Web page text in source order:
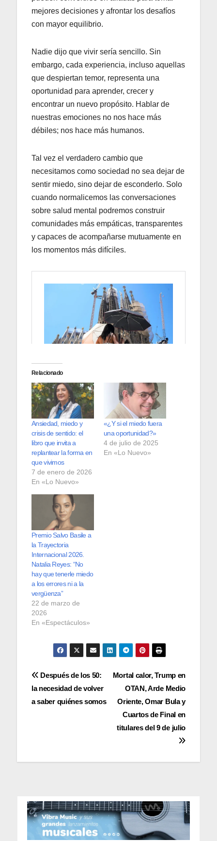
mejores decisiones y afrontar los desafíos
con mayor equilibrio.
Nadie dijo que vivir sería sencillo. Sin
embargo, cada experiencia, incluso aquellas
que despiertan temor, representa una
oportunidad para aprender, crecer y
encontrar un nuevo propósito. Hablar de
nuestras emociones no nos hace más
débiles; nos hace más humanos.
Tal vez el verdadero cambio que
necesitamos como sociedad no sea dejar de
sentir miedo, sino dejar de esconderlo. Solo
cuando normalicemos las conversaciones
sobre salud mental podremos construir
comunidades más empáticas, transparentes
y capaces de acompañarse mutuamente en
los momentos más difíciles.
Relacionado
Ansiedad, miedo y
crisis de sentido: el
libro que invita a
replantear la forma en
que vivimos
7 de enero de 2026
En «Lo Nuevo»
«¿Y si el miedo fuera
una oportunidad?»
4 de julio de 2025
En «Lo Nuevo»
Premio Salvo Basile a
la Trayectoria
Internacional 2026.
Natalia Reyes: “No
hay que tenerle miedo
a los errores ni a la
vergüenza”
22 de marzo de
2026
En «Espectáculos»
Navegación
de
Mortal calor, Trump en
OTAN, Arde Medio
Oriente, Omar Bula y
Cuartos de Final en
titulares del 9 de julio
Después de los 50:
la necesidad de volver
a saber quiénes somos